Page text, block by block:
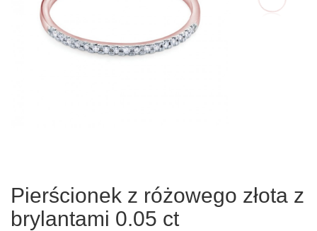
Pierścionek z różowego złota z
brylantami 0.05 ct